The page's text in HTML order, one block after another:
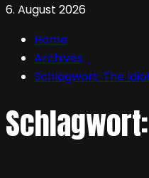
6. August 2026
Home
Archives
Schlagwort: The
Schlagwort: